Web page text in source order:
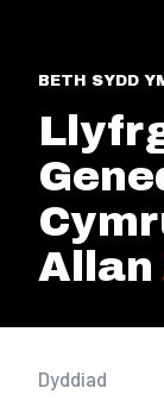
BETH SYDD
Allan
Dyddiad